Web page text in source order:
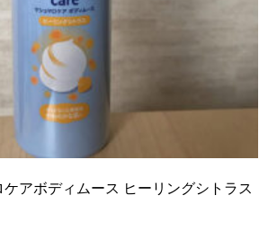
アボディムース ヒーリングシトラス